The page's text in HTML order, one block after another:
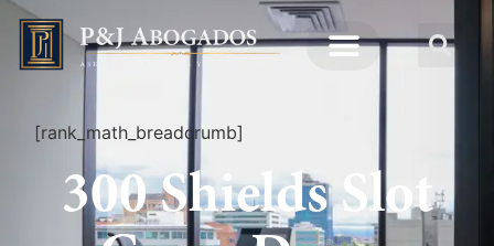
[rank_math_breadcrumb]
300 Shields Slot